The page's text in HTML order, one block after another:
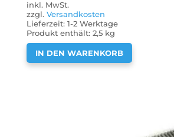
inkl. MwSt.
zzgl.Versandkosten
Lieferzeit:1-2 Werktage
Produkt enthält: 2,5 kg
IN DEN WARENKORB